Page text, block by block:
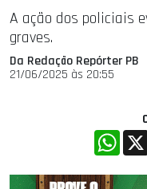
A ação dos policiais
graves.
Da Redação Repórter PB
21/06/2025 às 20:55